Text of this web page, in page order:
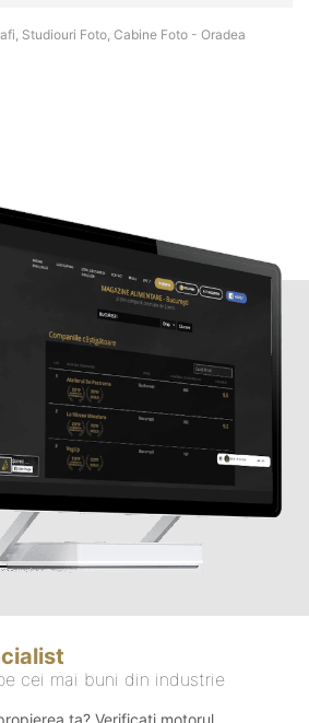
Studiouri Foto, Cabine Foto - Oradea
cei mai buni din industrie
ta? Verificați motorul